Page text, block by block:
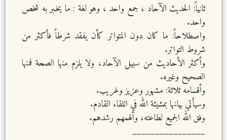
ثانياً: الحديث الآحاد ، جمع واحد ، وهو لغة : ما يخبر به شخص
واحد.
واصطلاحاً: ما كان دون المتواتر كأن يفقد شرطاً فأكثر من
شروط التواتر.
وأكثر الأحاديث من سبيل الآحاد، ولا يلزم منها الصحة فمنها
الصحيح وغيره.
وأقسامه ثلاثة: مشهور وعزيز وغريب.
وسيأتي بيانها بمشيئة الله في اللقاء القادم.
وفق الله الجميع لطاعته، وألهمهم رشدهم.
________________